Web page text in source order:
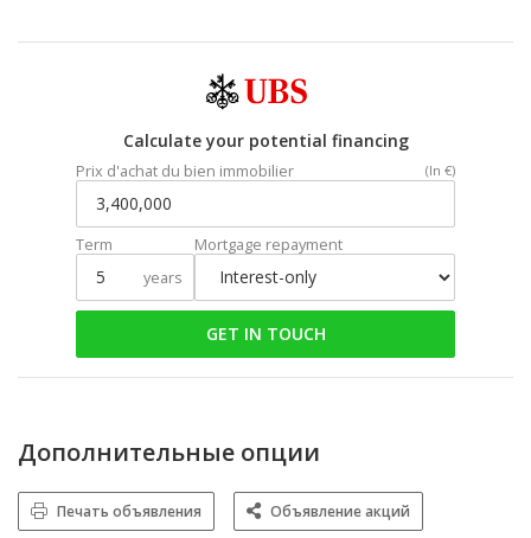
Calculate your potential financing
Prix d'achat du bien immobilier (In €)
Term
years
Mortgage repayment
GET IN TOUCH
Дополнительные опции
Печать объявления Объявление акций